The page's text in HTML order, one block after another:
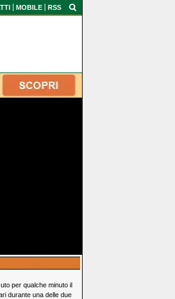
MOBILE RSS
per qualche minuto il
durante una delle due